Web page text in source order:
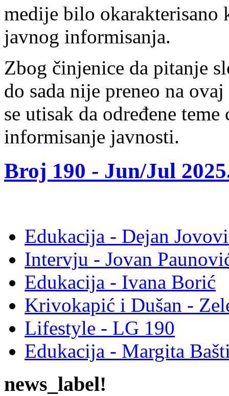
medije bilo okarakterisano
javnog informisanja.
Zbog činjenice da pitanje
do sada nije preneo na
se utisak da određene
informisanje javnosti.
Broj 190 - Jun/Jul
Edukacija - Dejan
Intervju - Jovan
Edukacija - Ivana Borić
Krivokapić i Dušan -
Lifestyle - LG 190
Edukacija - Margita
news_label!